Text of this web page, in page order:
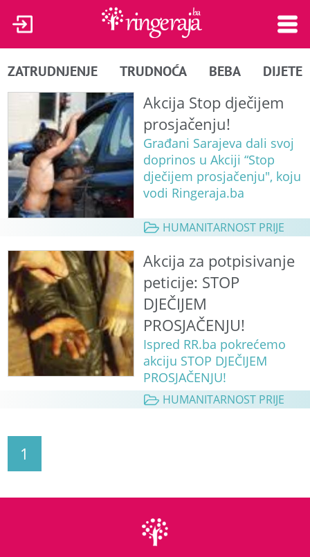
ZATRUDNJENJE TRUDNOĆA BEBA DIJETE
Akcija Stop dječijem
prosjačenju!
Građani Sarajeva dali svoj
doprinos u Akciji “Stop
dječijem prosjačenju", koju
vodi Ringeraja.ba
HUMANITARNOST PRIJE
Akcija za potpisivanje
peticije: STOP
DJEČIJEM
PROSJAČENJU!
Ispred RR.ba pokrećemo
akciju STOP DJEČIJEM
PROSJAČENJU!
HUMANITARNOST PRIJE
1